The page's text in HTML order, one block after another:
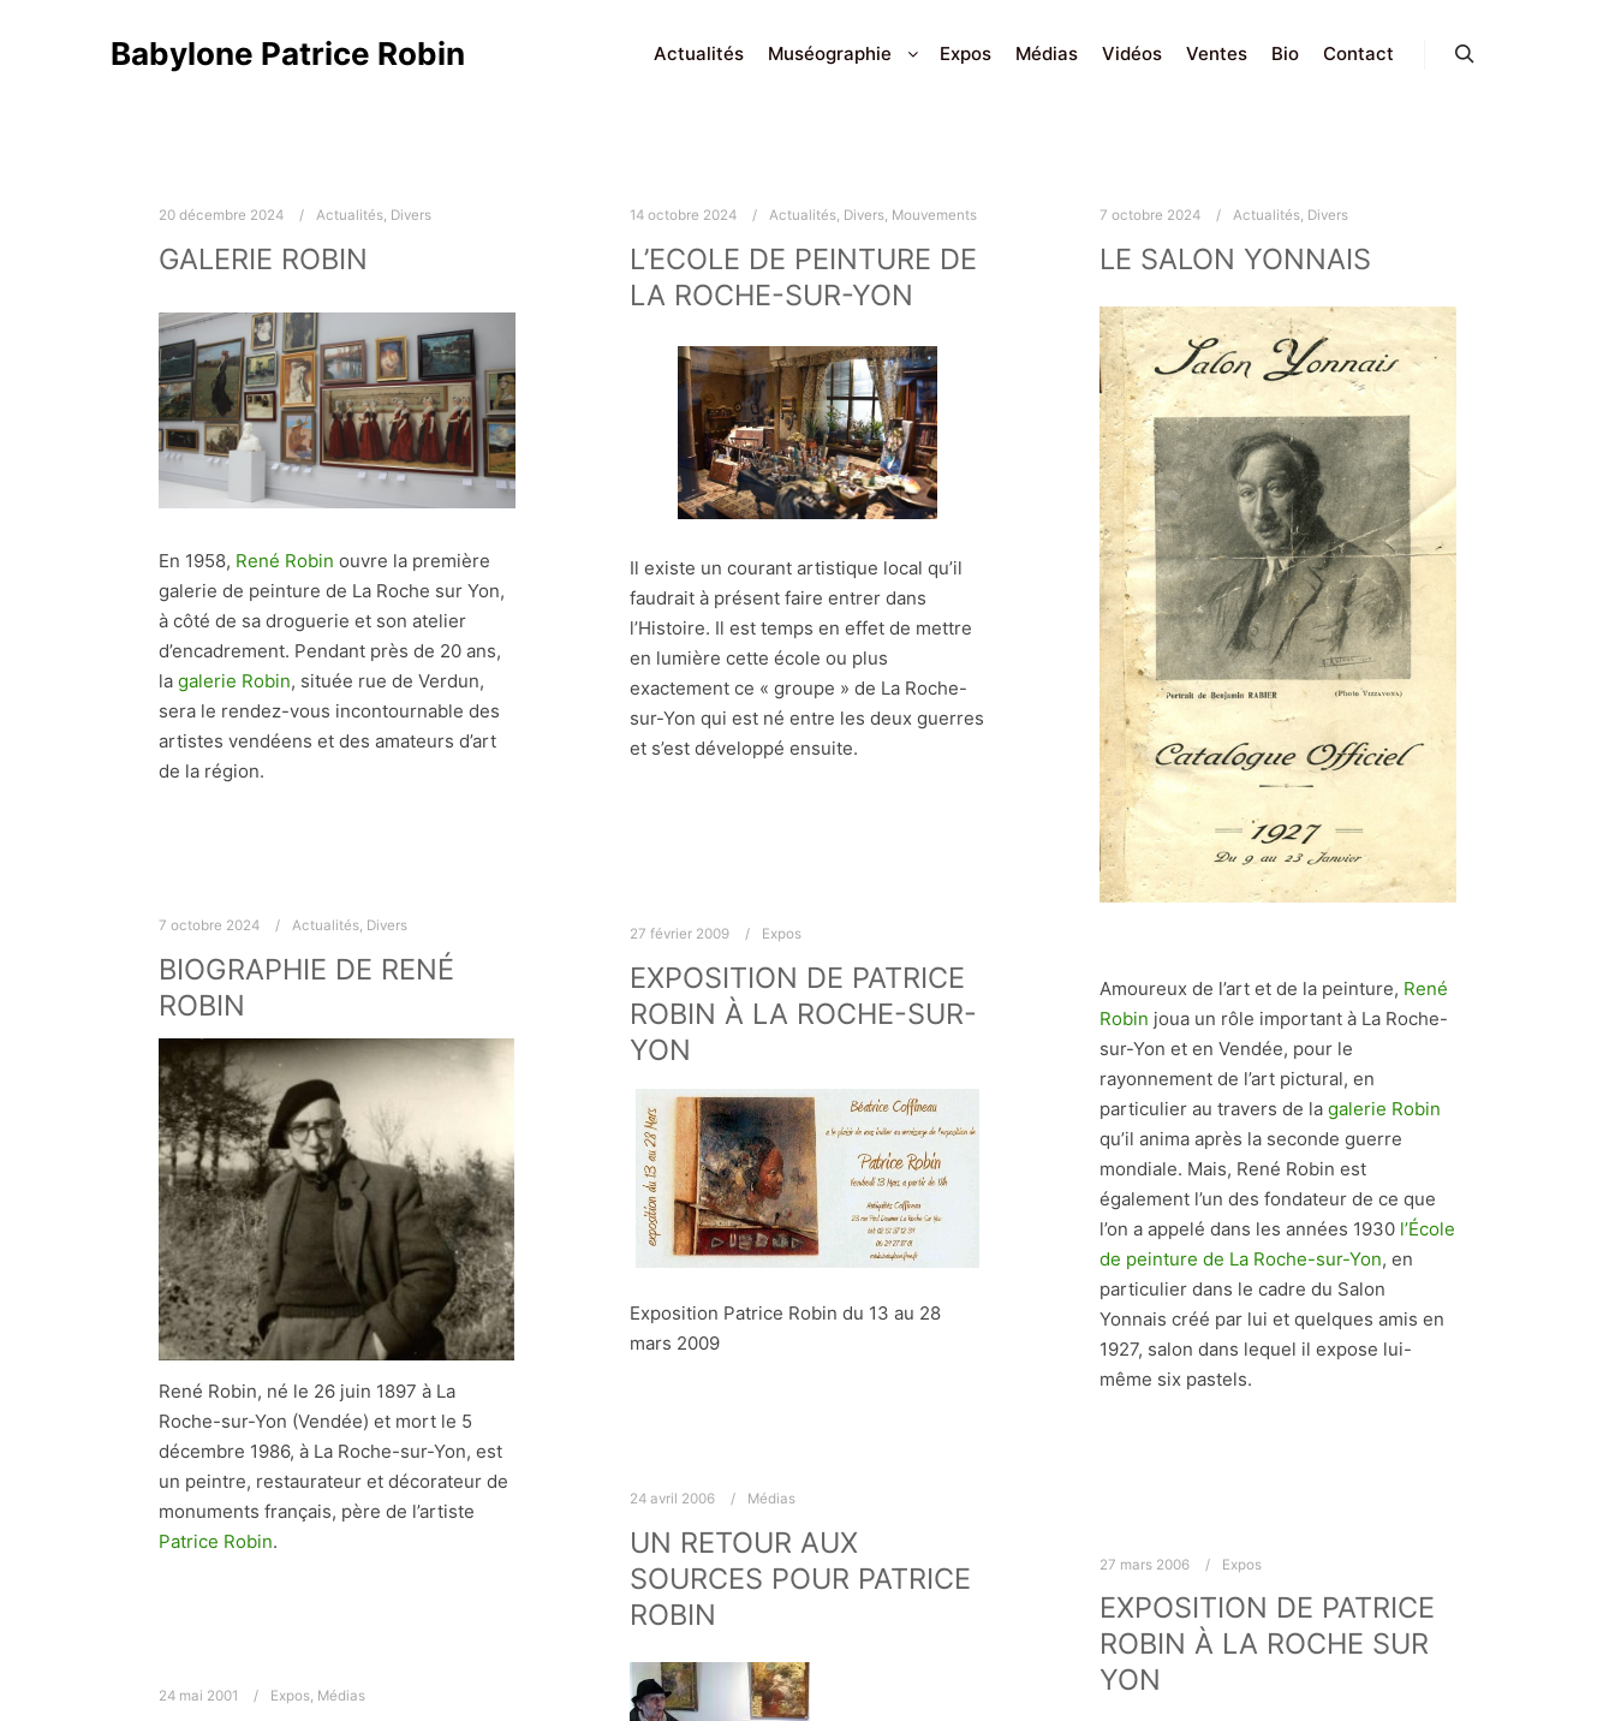
Babylone Patrice Robin Actualités Muséographie Expos Médias Vidéos Ventes Bio Contact
20 décembre 2024 Actualités, Divers
GALERIE ROBIN
En 1958, René Robin ouvre la première
galerie de peinture de La Roche sur Yon,
à côté de sa droguerie et son atelier
d’encadrement. Pendant près de 20 ans,
la galerie Robin, située rue de Verdun,
sera le rendez-vous incontournable des
artistes vendéens et des amateurs d’art
de la région.
14 octobre 2024 Actualités, Divers, Mouvements
L’ECOLE DE PEINTURE DE
LA ROCHE-SUR-YON
Il existe un courant artistique local qu’il
faudrait à présent faire entrer dans
l’Histoire. Il est temps en effet de mettre
en lumière cette école ou plus
exactement ce « groupe » de La Roche-
sur-Yon qui est né entre les deux guerres
et s’est développé ensuite.
7 octobre 2024 Actualités, Divers
LE SALON YONNAIS
Amoureux de l’art et de la peinture, René
Robin joua un rôle important à La Roche-
sur-Yon et en Vendée, pour le
rayonnement de l’art pictural, en
particulier au travers de lagalerie Robin
qu’il anima après la seconde guerre
mondiale. Mais, René Robin est
également l’un des fondateur de ce que
l’on a appelé dans les années 1930 l’École
de peinture de La Roche-sur-Yon, en
particulier dans le cadre du Salon
Yonnais créé par lui et quelques amis en
1927, salon dans lequel il expose lui-
même six pastels.
7 octobre 2024 Actualités, Divers
BIOGRAPHIE DE RENÉ
ROBIN
René Robin, né le 26 juin 1897 à La
Roche-sur-Yon (Vendée) et mort le 5
décembre 1986, à La Roche-sur-Yon, est
un peintre, restaurateur et décorateur de
monuments français, père de l’artiste
Patrice Robin.
27 février 2009 Expos
EXPOSITION DE PATRICE
ROBIN À LA ROCHE-SUR-
YON
Exposition Patrice Robin du 13 au 28
mars 2009
24 avril 2006 Médias
UN RETOUR AUX
SOURCES POUR PATRICE
ROBIN
27 mars 2006 Expos
EXPOSITION DE PATRICE
ROBIN À LA ROCHE SUR
YON
24 mai 2001 Expos, Médias